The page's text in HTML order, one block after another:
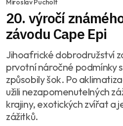
Miroslav Pucholt
20. výročí
závodu Cape Epi
Jihoafrické dobrodružství
prvotní náročné podmínky
způsobily šok. Po
užili nezapomenutelných
krajiny, exotických zvířat a
zážitků.